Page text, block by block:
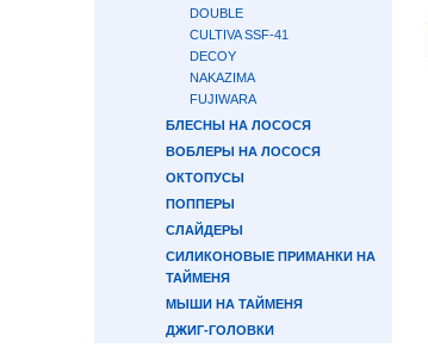
DOUBLE
CULTIVA SSF-41
DECOY
NAKAZIMA
FUJIWARA
БЛЕСНЫ НА ЛОСОСЯ
ВОБЛЕРЫ НА ЛОСОСЯ
ОКТОПУСЫ
ПОППЕРЫ
СЛАЙДЕРЫ
СИЛИКОНОВЫЕ ПРИМАНКИ НА
ТАЙМЕНЯ
МЫШИ НА ТАЙМЕНЯ
ДЖИГ-ГОЛОВКИ